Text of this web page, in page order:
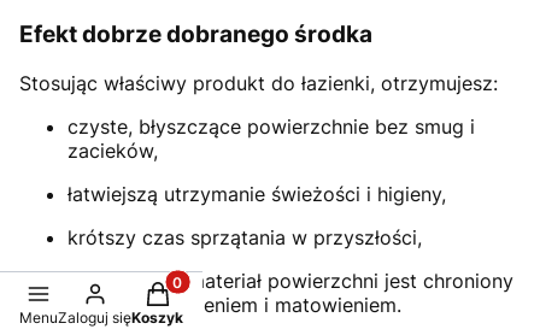
Efekt dobrze dobranego środka
Stosując właściwy produkt do łazienki, otrzymujesz:
czyste, błyszczące powierzchnie bez smug i
zacieków,
łatwiejszą utrzymanie świeżości i higieny,
krótszy czas sprzątania w przyszłości,
pewność, że materiał powierzchni jest chroniony
przed uszkodzeniem i matowieniem.
MenuZaloguj się
Produkty w koszyku: 0. Zobacz szczegóły
Koszyk